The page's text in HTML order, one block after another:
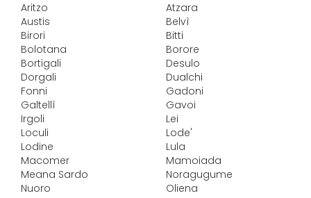
Aritzo
Atzara
Austis
Belvì
Birori
Bitti
Bolotana
Borore
Bortigali
Desulo
Dorgali
Dualchi
Fonni
Gadoni
Galtellì
Gavoi
Irgoli
Lei
Loculi
Lode'
Lodine
Lula
Macomer
Mamoiada
Meana Sardo
Noragugume
Nuoro
Oliena